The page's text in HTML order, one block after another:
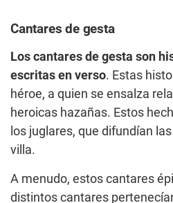
Cantares de gesta
Los cantares de gesta son
escritas en verso. Estas
héroe, a quien se ensalza
heroicas hazañas. Estos
los juglares, que difundían
villa.
A menudo, estos cantares
distintos cantares